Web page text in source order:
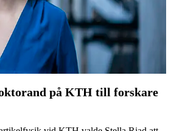
på KTH till forskare